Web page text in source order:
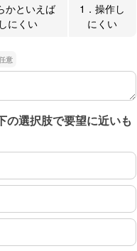
かといえば
にくい
1．操作し
にくい
の選択肢で要望に近いも